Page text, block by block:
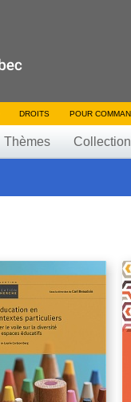
DROITS POUR
Thèmes